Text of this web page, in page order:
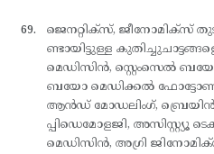
ജെനറ്റിക്സ്, ജീനോമിക്സ്
ണ്ടായിട്ടുള്ള
മെഡിസിന്‍, സ്റ്റെംസെല്‍
ബയോ മെഡിക്കല്‍
ആന്‍ഡ് മോഡലിംഗ്, ബ്രെയിന്‍
പ്പിഡെമോളജി, അസിസ്റ്റ്യൂ
മെഡിസിന്‍, അഗ്രി